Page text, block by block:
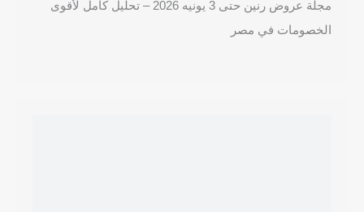
مجلة عروض رنين حتى 3 يونيه 2026 – تحليل كامل لأقوى
الخصومات في مصر